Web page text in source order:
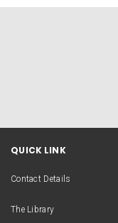
QUICK LINK
Contact Details
The Library